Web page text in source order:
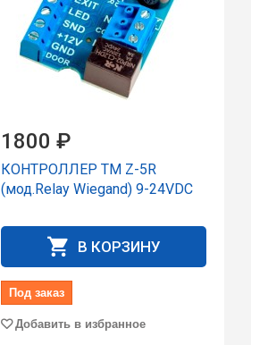
1800 ₽
КОНТРОЛЛЕР TM Z-5R
(мод.Relay Wiegand) 9-24VDC
В КОРЗИНУ
Под заказ
Добавить в избранное